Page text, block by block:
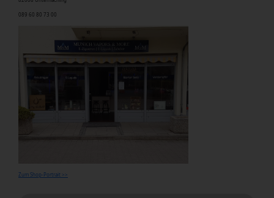
089 60 80 73 00
Zum Shop-Portrait >>